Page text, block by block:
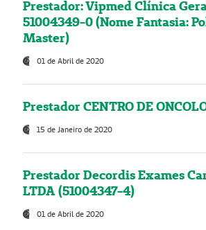
Prestador: Vipmed Clínica
51004349-0 (Nome Fantasia:
Master)
01 de Abril de 2020
Prestador CENTRO DE
15 de Janeiro de 2020
Prestador Decordis Exames
LTDA (51004347-4)
01 de Abril de 2020